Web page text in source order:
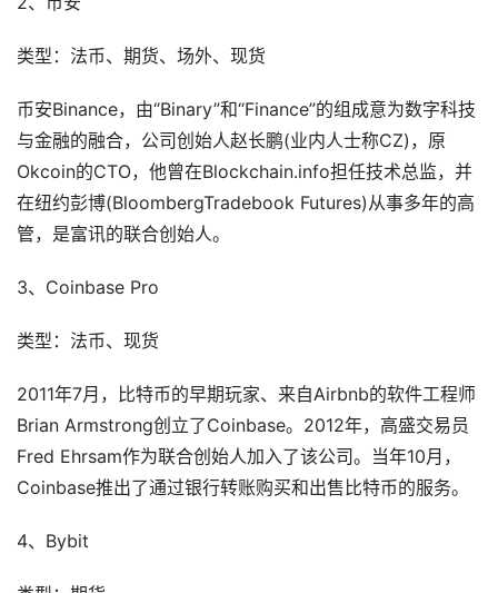
类型：法币、期货、场外、现货
币安Binance，由“Binary”和“Finance”的组成意为数字科技
与金融的融合，公司创始人赵长鹏(业内人士称CZ)，原
Okcoin的CTO，他曾在Blockchain.info担任技术总监，并
在纽约彭博(BloombergTradebook Futures)从事多年的高
管，是富讯的联合创始人。
3、Coinbase Pro
类型：法币、现货
2011年7月，比特币的早期玩家、来自Airbnb的软件工程师
Brian Armstrong创立了Coinbase。2012年，高盛交易员
Fred Ehrsam作为联合创始人加入了该公司。当年10月，
Coinbase推出了通过银行转账购买和出售比特币的服务。
4、Bybit